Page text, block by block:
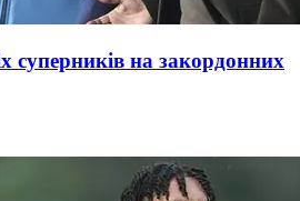
суперників на закордонних